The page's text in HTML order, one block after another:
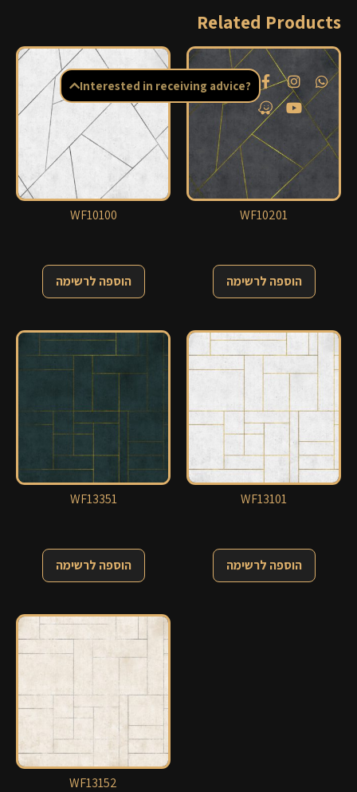
Related Products
WF10100
הוספה לרשימה
WF10201
הוספה לרשימה
WF13351
הוספה לרשימה
WF13101
הוספה לרשימה
WF13152
Interested in receiving advice?